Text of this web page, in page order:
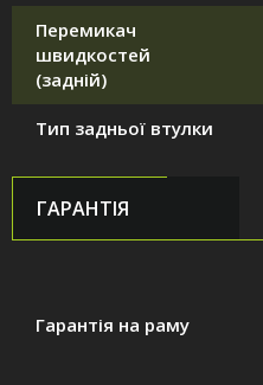
Перемикач
швидкостей
(задній)
Тип задньої втулки
ГАРАНТІЯ
Гарантія на раму